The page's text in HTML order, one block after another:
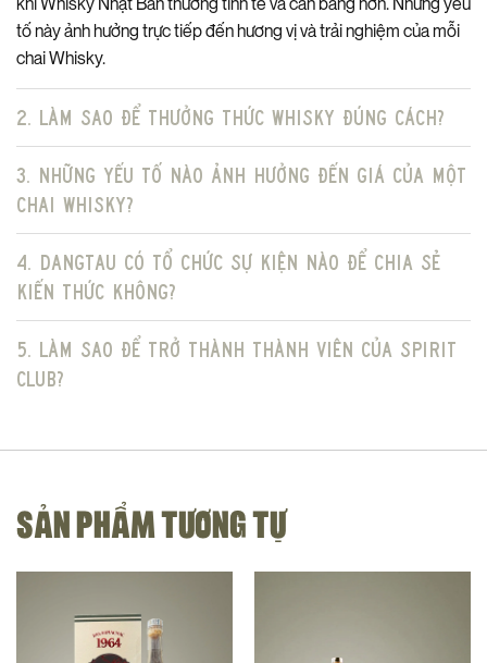
tố này ảnh hưởng trực tiếp đến hương vị và trải nghiệm của mỗi
chai Whisky.
2. Làm sao để thưởng thức Whisky đúng cách?
3. Những yếu tố nào ảnh hưởng đến giá của một
chai Whisky?
4. DangTau có tổ chức sự kiện nào để chia sẻ
kiến thức không?
5. Làm sao để trở thành thành viên của Spirit
Club?
SẢN PHẨM TƯƠNG TỰ